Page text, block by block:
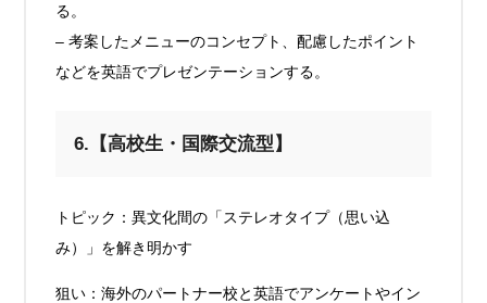
る。
– 考案したメニューのコンセプト、配慮したポイント
などを英語でプレゼンテーションする。
6.【高校生・国際交流型】
トピック：異文化間の「ステレオタイプ（思い込
み）」を解き明かす
狙い：海外のパートナー校と英語でアンケートやイン